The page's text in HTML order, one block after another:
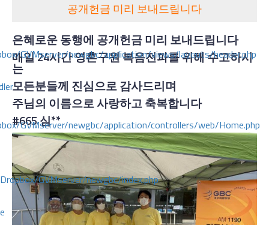
GVMserver/newgbc/application/views/layouts/header.php
GVMserver/newgbc/application/controllers/web/Home.php
GVMserver/newgbc/index.php
공개헌금 미리 보내드립니다
은혜로운 동행에 공개헌금 미리 보내드립니다
매일 24시간 영혼구원 복음전파를 위해 수고하시
는
모든분들께 진심으로 감사드리며
주님의 이름으로 사랑하고 축복합니다
#665심**